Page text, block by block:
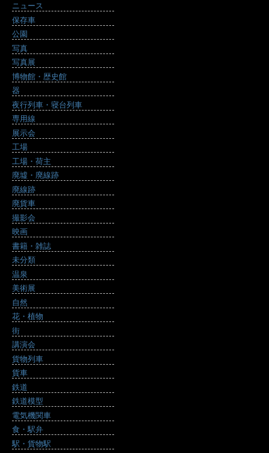
ニュース
保存車
公園
写真
写真展
博物館・歴史館
器
夜行列車・寝台列車
専用線
展示会
工場
工場・荷主
廃墟・廃線跡
廃線跡
廃貨車
撮影会
映画
書籍・雑誌
未分類
温泉
美術展
自然
花・植物
街
講演会
貨物列車
貨車
鉄道
鉄道模型
電気機関車
食・駅弁
駅・貨物駅